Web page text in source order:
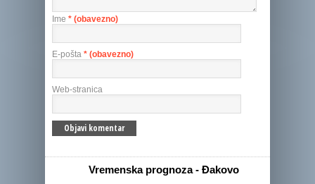
Ime * (obavezno)
E-pošta * (obavezno)
Web-stranica
Vremenska prognoza - Đakovo